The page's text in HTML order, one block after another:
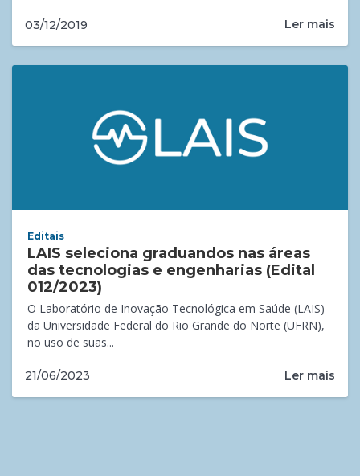
03/12/2019 Ler mais
Editais
LAIS seleciona graduandos nas áreas
das tecnologias e engenharias (Edital
012/2023)
O Laboratório de Inovação Tecnológica em Saúde (LAIS)
da Universidade Federal do Rio Grande do Norte (UFRN),
no uso de suas...
21/06/2023 Ler mais